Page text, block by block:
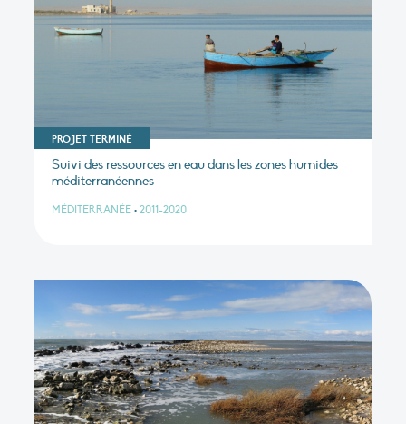
PROJET TERMINÉ
Suivi des ressources en eau dans les zones humides
méditerranéennes
MÉDITERRANÉE • 2011-2020